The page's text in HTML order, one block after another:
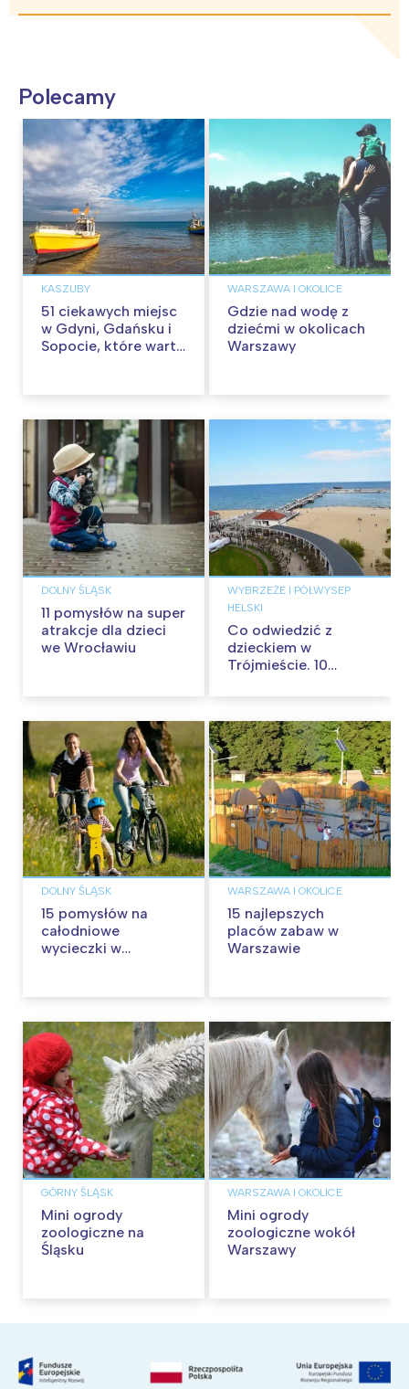
Polecamy
KASZUBY
51 ciekawych miejsc
w Gdyni, Gdańsku i
Sopocie, które warto
WARSZAWA I OKOLICE
Gdzie nad wodę z
dziećmi w okolicach
Warszawy
DOLNY ŚLĄSK
11 pomysłów na super
atrakcje dla dzieci
we Wrocławiu
WYBRZEŻE I PÓŁWYSEP
HELSKI
Co odwiedzić z
dzieckiem w
Trójmieście. 10
DOLNY ŚLĄSK
15 pomysłów na
całodniowe
wycieczki w
WARSZAWA I OKOLICE
15 najlepszych
placów zabaw w
Warszawie
GÓRNY ŚLĄSK
Mini ogrody
zoologiczne na
Śląsku
WARSZAWA I OKOLICE
Mini ogrody
zoologiczne wokół
Warszawy